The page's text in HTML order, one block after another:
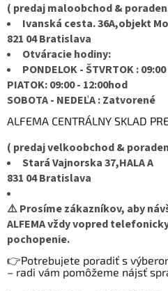
( predaj maloobchod &
Ivanská cesta. 36A,objekt
821 04 Bratislava
Otváracie hodiny:
PONDELOK - ŠTVRTOK :
PIATOK: 09:00 - 12:00hod
SOBOTA - NEDEĽA : Zatvorené
ALFEMA CENTRÁLNY SKLAD
( predaj velkoobchod &
Stará Vajnorska 37,HALA A
831 04 Bratislava
⚠️ Prosíme zákazníkov, aby
ALFEMA vždy vopred
pochopenie.
👉Potrebujete poradiť s
– radi vám pomôžeme nájsť